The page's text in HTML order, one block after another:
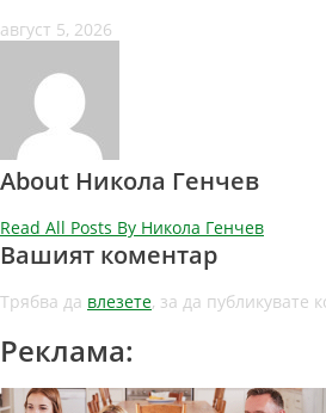
август 5, 2026
About Никола Генчев
Read All Posts By Никола Генчев
Вашият коментар
Трябва да влезете, за да публикувате
Реклама: